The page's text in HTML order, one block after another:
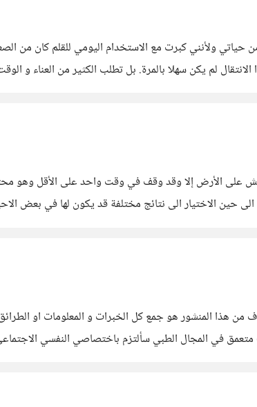
العلمي. في فترة من حياتي ولأنني كبرت مع الاستخدام اليومي
لم يكن سهلا بالمرة. بل تطلب الكثير من العناء و
على الأرض إلا وقد وقف في وقت واحد على الأقل وهو
الى حين الاختيار الى نتائج مختلفة قد يكون لها في بعض
من هذا المنشور هو جمع كل الخبرات و المعلومات او
في المجال الطبي سألتزم باختصاصي النفسي